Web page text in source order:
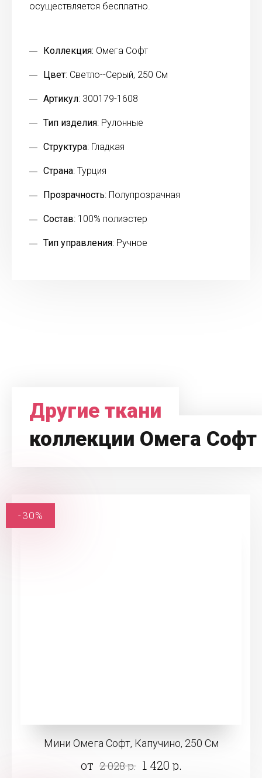
осуществляется бесплатно.
Коллекция: Омега Софт
Цвет: Светло--Серый, 250 См
Артикул: 300179-1608
Тип изделия: Рулонные
Структура: Гладкая
Страна: Турция
Прозрачность: Полупрозрачная
Состав: 100% полиэстер
Тип управления: Ручное
Другие ткани
коллекции Омега Софт
Мини Омега Софт, Капучино, 250 См
от 2 028 р. 1 420 р.
-30%